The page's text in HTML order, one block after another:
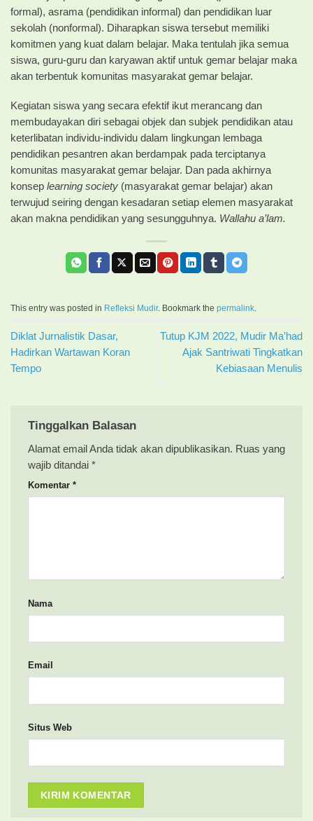
formal), asrama (pendidikan informal) dan pendidikan luar
sekolah (nonformal). Diharapkan siswa tersebut memiliki
komitmen yang kuat dalam belajar. Maka tentulah jika semua
siswa, guru-guru dan karyawan aktif untuk gemar belajar maka
akan terbentuk komunitas masyarakat gemar belajar.
Kegiatan siswa yang secara efektif ikut merancang dan
membudayakan diri sebagai objek dan subjek pendidikan atau
keterlibatan individu-individu dalam lingkungan lembaga
pendidikan pesantren akan berdampak pada terciptanya
komunitas masyarakat gemar belajar. Dan pada akhirnya
konsep learning society (masyarakat gemar belajar) akan
terwujud seiring dengan kesadaran setiap elemen masyarakat
akan makna pendidikan yang sesungguhnya. Wallahu a’lam.
This entry was posted in Refleksi Mudir. Bookmark the permalink
Diklat Jurnalistik Dasar,
Hadirkan Wartawan Koran
Tempo
Tutup KJM 2022, Mudir Ma’had
Ajak Santriwati Tingkatkan
Kebiasaan Menulis
Tinggalkan Balasan
Alamat email Anda tidak akan dipublikasikan. Ruas yang
wajib ditandai *
Komentar *
Nama
Email
Situs Web